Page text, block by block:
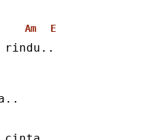
Am E
rindu..